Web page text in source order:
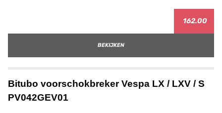
162.00
BEKIJKEN
Bitubo voorschokbreker Vespa LX / LXV / S
PV042GEV01